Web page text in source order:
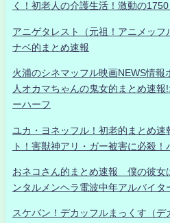
く！初老人の介護生活！激動の1750
アニゲタレスト（元祖！アニメッ
ナベ的まとめ速報
火浦のシネマッフル映画NEWS情報
人オカマちゃんの鬼女的まとめ速
ーハーフ
ユカ・ヨネッフル！初老的まとめ
ト！害獣神アリ・ガー被害に必殺！
おネコさん的まとめ速報 僕の彼女
ンタルメンヘラ電波中年アルバイ
スケバン！デカッフルまっくす（